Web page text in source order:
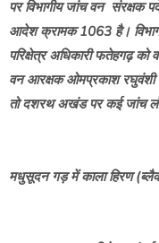
पर विभागीय जांच वन संरक्षक
आदेश क्रामक 1063 है।
परिक्षेत्र अधिकारी फतेहगढ़
वन आरक्षक ओमप्रकाश रघुवंशी
तो दशरथ अखंड पर कई जांच
मधुसूदन गड़ में काला हिरण